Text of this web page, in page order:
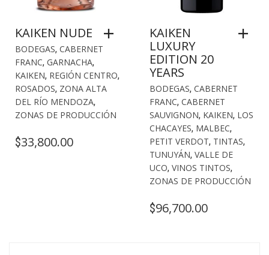
KAIKEN NUDE
BODEGAS, CABERNET
FRANC, GARNACHA,
KAIKEN, REGIÓN CENTRO,
ROSADOS, ZONA ALTA
DEL RÍO MENDOZA,
ZONAS DE PRODUCCIÓN
$33,800.00
KAIKEN
LUXURY
EDITION 20
YEARS
BODEGAS, CABERNET
FRANC, CABERNET
SAUVIGNON, KAIKEN, LOS
CHACAYES, MALBEC,
PETIT VERDOT, TINTAS,
TUNUYÁN, VALLE DE
UCO, VINOS TINTOS,
ZONAS DE PRODUCCIÓN
$96,700.00